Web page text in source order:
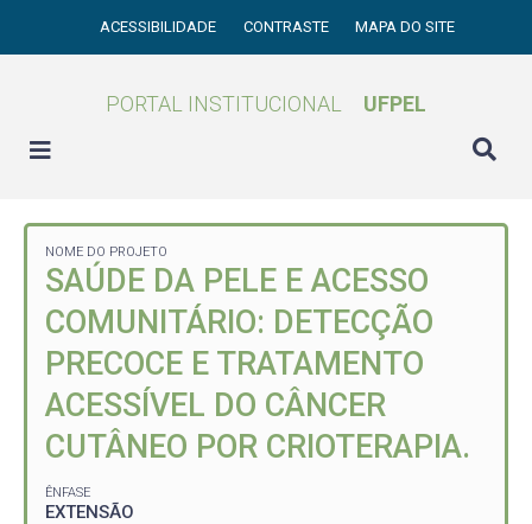
ACESSIBILIDADE CONTRASTE MAPA DO SITE
PORTAL INSTITUCIONAL UFPEL
NOME DO PROJETO
SAÚDE DA PELE E ACESSO
COMUNITÁRIO: DETECÇÃO
PRECOCE E TRATAMENTO
ACESSÍVEL DO CÂNCER
CUTÂNEO POR CRIOTERAPIA.
ÊNFASE
EXTENSÃO